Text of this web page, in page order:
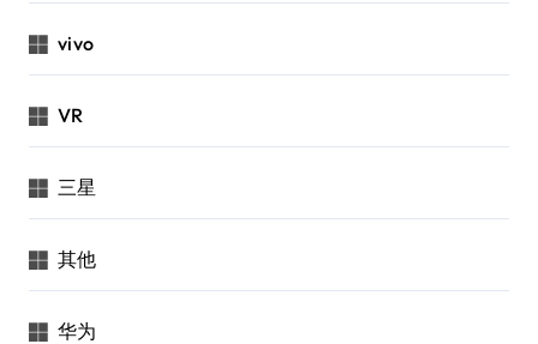
vivo
VR
三星
其他
华为